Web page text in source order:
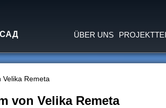
ÜBER UNS
Velika Remeta
von Velika Remeta